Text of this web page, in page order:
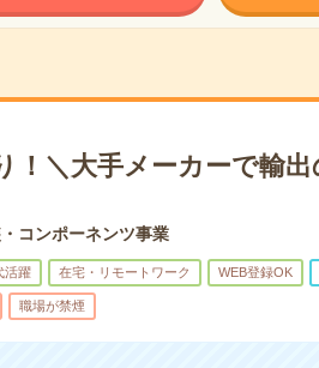
＼大手メーカーで輸出
コンポーネンツ事業
活躍 在宅・リモートワーク WEB登録OK
職場が禁煙